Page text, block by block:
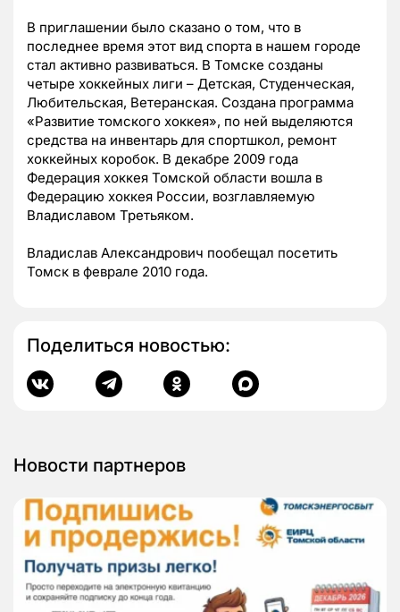
В приглашении было сказано о том, что в
последнее время этот вид спорта в нашем городе
стал активно развиваться. В Томске созданы
четыре хоккейных лиги – Детская, Студенческая,
Любительская, Ветеранская. Создана программа
«Развитие томского хоккея», по ней выделяются
средства на инвентарь для спортшкол, ремонт
хоккейных коробок. В декабре 2009 года
Федерация хоккея Томской области вошла в
Федерацию хоккея России, возглавляемую
Владиславом Третьяком.
Владислав Александрович пообещал посетить
Томск в феврале 2010 года.
Поделиться новостью:
Новости партнеров